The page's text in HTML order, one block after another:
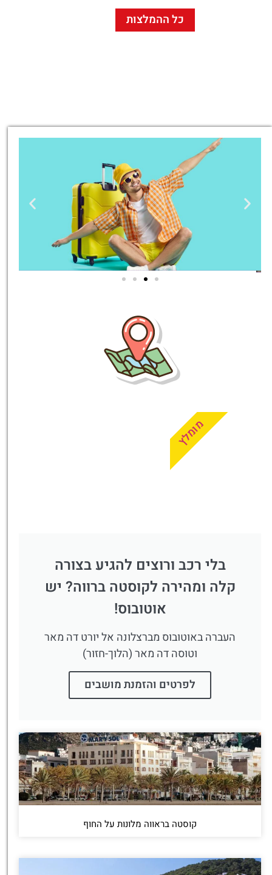
כל ההמלצות
בלי רכב ורוצים להגיע בצורה
קלה ומהירה לקוסטה ברווה? יש
אוטובוס!
העברה באוטובוס מברצלונה אל יורט דה מאר
וטוסה דה מאר (הלוך-חזור)
לפרטים והזמנת מושבים
מומלץ
קוסטה בראווה מלונות על החוף